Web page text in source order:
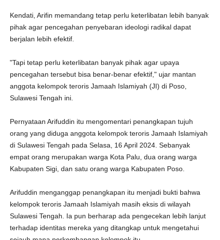
Kendati, Arifin memandang tetap perlu keterlibatan lebih banyak
pihak agar pencegahan penyebaran ideologi radikal dapat
berjalan lebih efektif.
"Tapi tetap perlu keterlibatan banyak pihak agar upaya
pencegahan tersebut bisa benar-benar efektif," ujar mantan
anggota kelompok teroris Jamaah Islamiyah (JI) di Poso,
Sulawesi Tengah ini.
Pernyataan Arifuddin itu mengomentari penangkapan tujuh
orang yang diduga anggota kelompok teroris Jamaah Islamiyah
di Sulawesi Tengah pada Selasa, 16 April 2024. Sebanyak
empat orang merupakan warga Kota Palu, dua orang warga
Kabupaten Sigi, dan satu orang warga Kabupaten Poso.
Arifuddin menganggap penangkapan itu menjadi bukti bahwa
kelompok teroris Jamaah Islamiyah masih eksis di wilayah
Sulawesi Tengah. Ia pun berharap ada pengecekan lebih lanjut
terhadap identitas mereka yang ditangkap untuk mengetahui